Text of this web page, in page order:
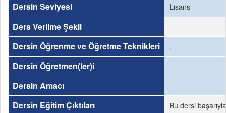
Dersin Seviyesi Lisans
Ders Verilme Şekli
Dersin Öğrenme ve Öğretme Teknikleri
.
Dersin Öğretmen(ler)i
Dersin Amacı
Dersin Eğitim Çıktıları
Bu dersi